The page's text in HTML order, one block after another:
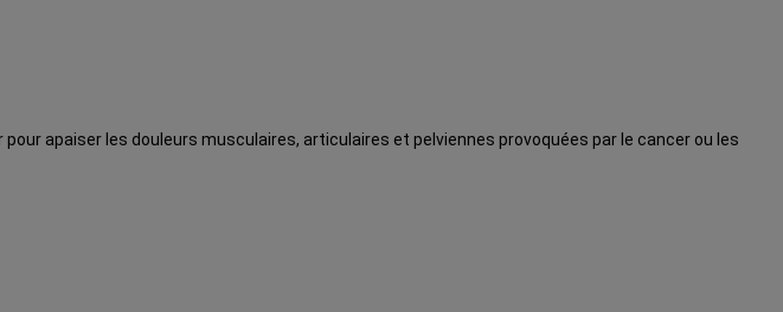
apaiser les douleurs musculaires, articulaires et pelviennes provoquées par le cancer ou les